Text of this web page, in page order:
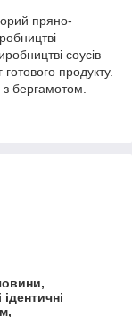
пряно-
соусів
продукту.
бергамотом.
ідентичні